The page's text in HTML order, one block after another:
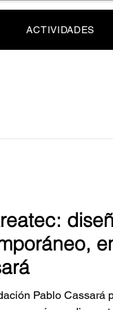
ACTIVIDADES
Pablo Cassará